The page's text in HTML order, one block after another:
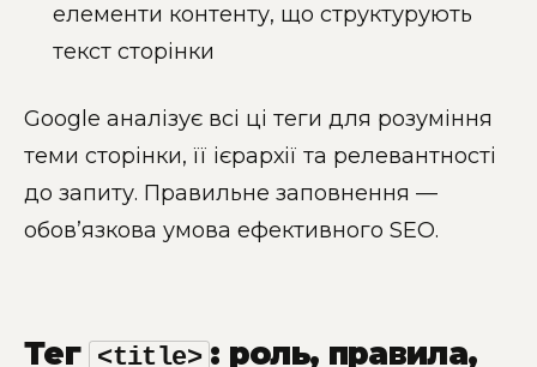
елементи контенту, що структурують
текст сторінки
Google аналізує всі ці теги для розуміння
теми сторінки, її ієрархії та релевантності
до запиту. Правильне заповнення —
обов’язкова умова ефективного SEO.
Тег <title> : роль, правила,